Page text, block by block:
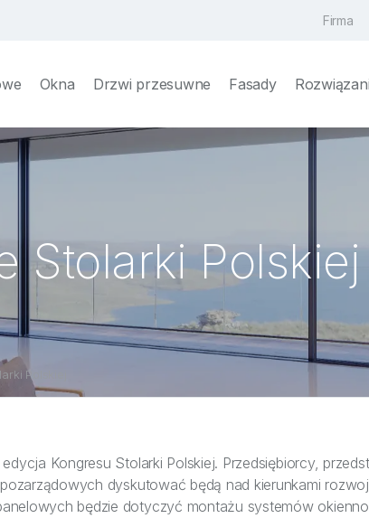
Firma
Okna Drzwi przesuwne Fasady
Stolarki Polskiej
Polskiej
Kongresu Stolarki Polskiej. Przedsiębiorcy,
dyskutować będą nad kierunkami
będzie dotyczyć montażu systemów